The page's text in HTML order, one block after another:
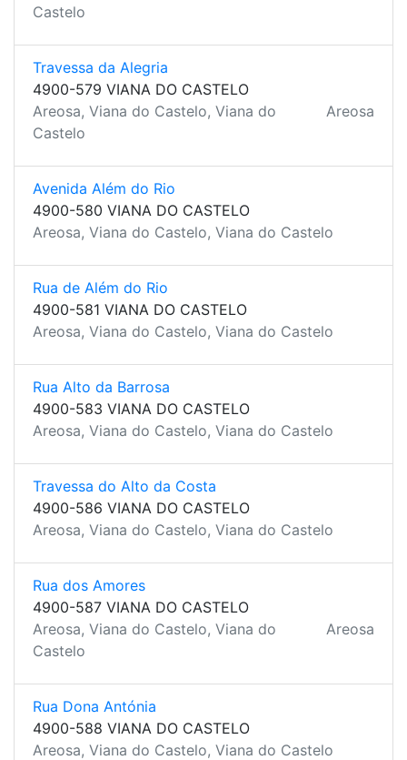
Castelo
Travessa da Alegria
4900-579 VIANA DO CASTELO
Areosa, Viana do Castelo, Viana do
Castelo
Areosa
Avenida Além do Rio
4900-580 VIANA DO CASTELO
Areosa, Viana do Castelo, Viana do Castelo
Rua de Além do Rio
4900-581 VIANA DO CASTELO
Areosa, Viana do Castelo, Viana do Castelo
Rua Alto da Barrosa
4900-583 VIANA DO CASTELO
Areosa, Viana do Castelo, Viana do Castelo
Travessa do Alto da Costa
4900-586 VIANA DO CASTELO
Areosa, Viana do Castelo, Viana do Castelo
Rua dos Amores
4900-587 VIANA DO CASTELO
Areosa, Viana do Castelo, Viana do
Castelo
Areosa
Rua Dona Antónia
4900-588 VIANA DO CASTELO
Areosa, Viana do Castelo, Viana do Castelo